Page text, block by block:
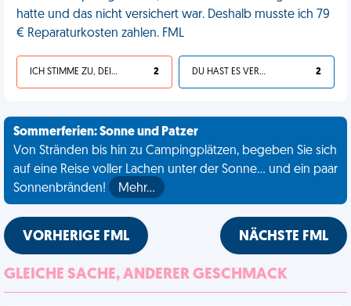
hatte und das nicht versichert war. Deshalb musste ich 79
€ Reparaturkosten zahlen. FML
ICH STIMME ZU, DEIN LEBEN IST SCHEISSE 2 DU HAST ES VERDIENT 2
Sommerferien: Sonne und Patzer
Von Stränden bis hin zu Campingplätzen, begeben Sie sich
auf eine Reise voller Lachen unter der Sonne... und ein paar
Sonnenbränden!
Mehr…
VORHERIGE FML NÄCHSTE FML
GLEICHE SACHE, ANDERER GESCHMACK